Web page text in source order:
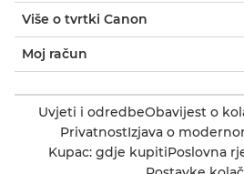
Više o tvrtki Canon
Moj račun
Uvjeti i odredbeObavijest o
PrivatnostIzjava o
Kupac: gdje kupitiPoslovna